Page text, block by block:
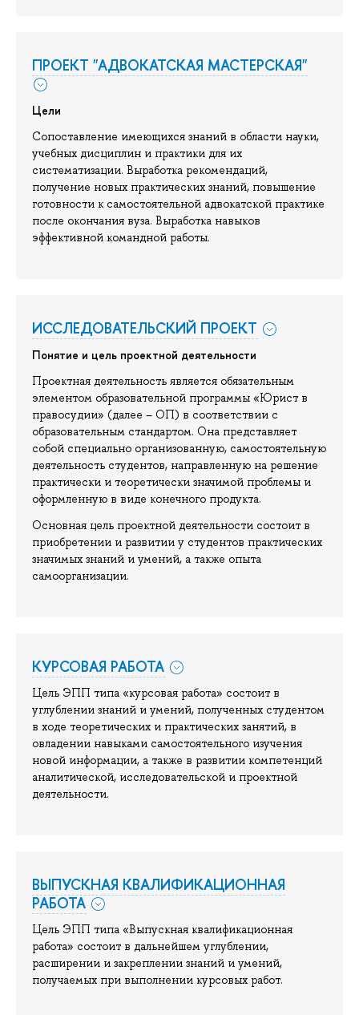
ПРОЕКТ "АДВОКАТСКАЯ МАСТЕРСКАЯ"
Цели
Сопоставление имеющихся знаний в области науки,
учебных дисциплин и практики для их
систематизации. Выработка рекомендаций,
получение новых практических знаний, повышение
готовности к самостоятельной адвокатской практике
после окончания вуза. Выработка навыков
эффективной командной работы.
ИССЛЕДОВАТЕЛЬСКИЙ ПРОЕКТ
Понятие и цель проектной деятельности
Проектная деятельность является обязательным
элементом образовательной программы «Юрист в
правосудии» (далее – ОП) в соответствии с
образовательным стандартом. Она представляет
собой специально организованную, самостоятельную
деятельность студентов, направленную на решение
практически и теоретически значимой проблемы и
оформленную в виде конечного продукта.
Основная цель проектной деятельности состоит в
приобретении и развитии у студентов практических
значимых знаний и умений, а также опыта
самоорганизации.
КУРСОВАЯ РАБОТА
Цель ЭПП типа «курсовая работа» состоит в
углублении знаний и умений, полученных студентом
в ходе теоретических и практических занятий, в
овладении навыками самостоятельного изучения
новой информации, а также в развитии компетенций
аналитической, исследовательской и проектной
деятельности.
ВЫПУСКНАЯ КВАЛИФИКАЦИОННАЯ
РАБОТА
Цель ЭПП типа «Выпускная квалификационная
работа» состоит в дальнейшем углублении,
расширении и закреплении знаний и умений,
получаемых при выполнении курсовых работ.